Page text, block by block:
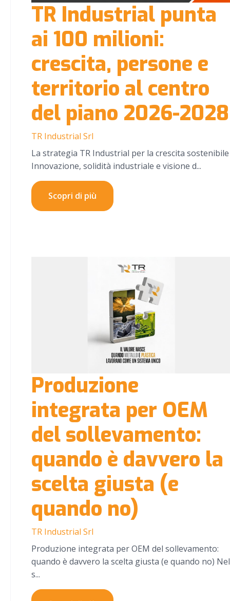
TR Industrial punta
ai 100 milioni:
crescita, persone e
territorio al centro
del piano 2026-2028
TR Industrial Srl
La strategia TR Industrial per la crescita sostenibile
Innovazione, solidità industriale e visione d...
Scopri di più
Produzione
integrata per OEM
del sollevamento:
quando è davvero la
scelta giusta (e
quando no)
TR Industrial Srl
Produzione integrata per OEM del sollevamento:
quando è davvero la scelta giusta (e quando no) Nel
s...